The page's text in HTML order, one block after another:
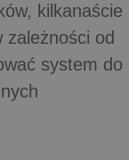
kilkanaście
zależności od
system do